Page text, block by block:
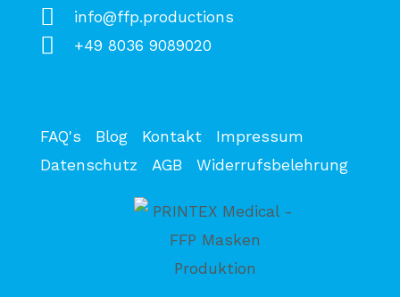
info@ffp.productions
+49 8036 9089020
FAQ's Blog Kontakt
Impressum
Datenschutz
AGB Widerrufsbelehrung